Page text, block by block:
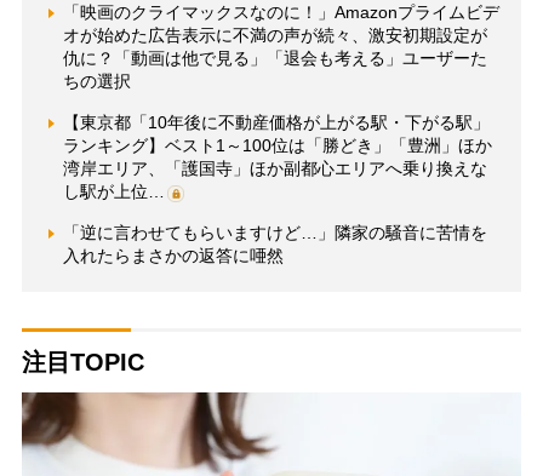
「映画のクライマックスなのに！」Amazonプライムビデ
オが始めた広告表示に不満の声が続々、激安初期設定が
仇に？「動画は他で見る」「退会も考える」ユーザーた
ちの選択
【東京都「10年後に不動産価格が上がる駅・下がる駅」
ランキング】ベスト1～100位は「勝どき」「豊洲」ほか
湾岸エリア、「護国寺」ほか副都心エリアへ乗り換えな
し駅が上位…
「逆に言わせてもらいますけど…」隣家の騒音に苦情を
入れたらまさかの返答に唖然
注目TOPIC